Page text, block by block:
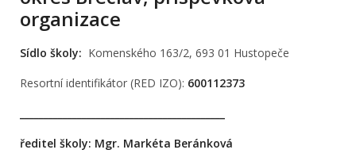
organizace
Sídlo školy: Komenského 163/2, 693 01 Hustopeče
Resortní identifikátor (RED IZO): 600112373
ředitel školy: Mgr. Markéta Beránková